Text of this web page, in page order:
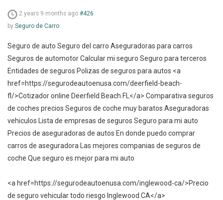
2 years 9 months ago #426
by Seguro de Carro
Seguro de auto Seguro del carro Aseguradoras para carros
Seguros de automotor Calcular mi seguro Seguro para terceros
Entidades de seguros Polizas de seguros para autos <a
href=https://segurodeautoenusa.com/deerfield-beach-
fl/>Cotizador online Deerfield Beach FL</a> Comparativa seguros
de coches precios Seguros de coche muy baratos Aseguradoras
vehiculos Lista de empresas de seguros Seguro para mi auto
Precios de aseguradoras de autos En donde puedo comprar
carros de aseguradora Las mejores companias de seguros de
coche Que seguro es mejor para mi auto
<a href=https://segurodeautoenusa.com/inglewood-ca/>Precio
de seguro vehicular todo riesgo Inglewood CA</a>